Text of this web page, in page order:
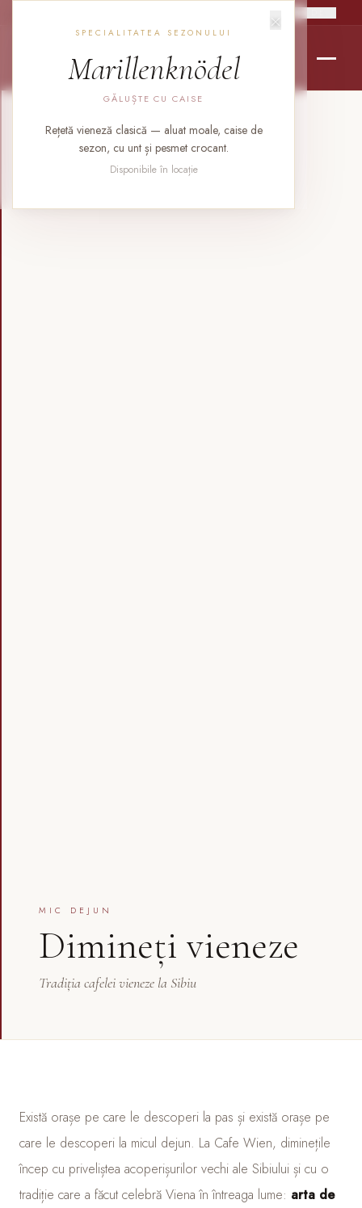
×
SPECIALITATEA SEZONULUI
Marillenknödel
GĂLUȘTE CU CAISE
Rețetă vieneză clasică — aluat moale, caise de
sezon, cu unt și pesmet crocant.
Disponibile în locație
MIC DEJUN
Dimineți vieneze
Tradiția cafelei vieneze la Sibiu
Există orașe pe care le descoperi la pas și există orașe pe
care le descoperi la micul dejun. La Cafe Wien, diminețile
încep cu priveliștea acoperișurilor vechi ale Sibiului și cu o
tradiție care a făcut celebră Viena în întreaga lume: arta de